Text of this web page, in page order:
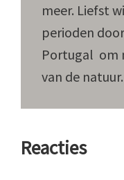
meer. Liefst
perioden
Portugal om
van de natuur.
Lees
Reacties